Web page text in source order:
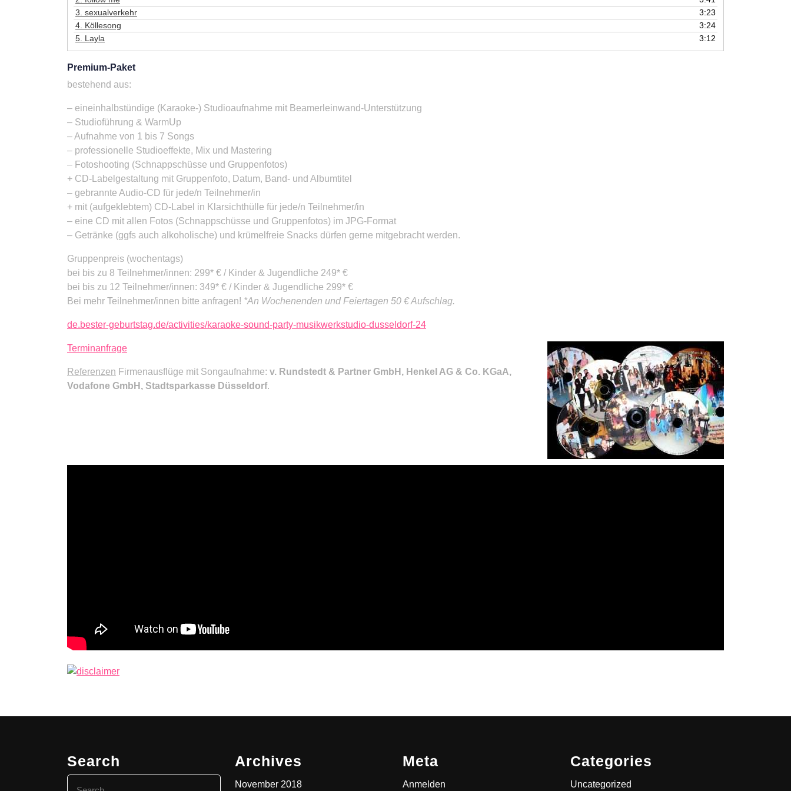
die
Lautstärke
zu
regeln.
3. sexualverkehr
3:23
4. Köllesong
3:24
5. Layla 3:12
Premium-Paket
bestehend aus:
– eineinhalbstündige (Karaoke-) Studioaufnahme mit Beamerleinwand-Unterstützung
– Studioführung & WarmUp
– Aufnahme von 1 bis 7 Songs
– professionelle Studioeffekte, Mix und Mastering
– Fotoshooting (Schnappschüsse und Gruppenfotos)
+ CD-Labelgestaltung mit Gruppenfoto, Datum, Band- und Albumtitel
– gebrannte Audio-CD für jede/n Teilnehmer/in
+ mit (aufgeklebtem) CD-Label in Klarsichthülle für jede/n Teilnehmer/in
– eine CD mit allen Fotos (Schnappschüsse und Gruppenfotos) im JPG-Format
– Getränke (ggfs auch alkoholische) und krümelfreie Snacks dürfen gerne mitgebracht werden.
Gruppenpreis (wochentags)
bei bis zu 8 Teilnehmer/innen: 299* € / Kinder & Jugendliche 249* €
bei bis zu 12 Teilnehmer/innen: 349* € / Kinder & Jugendliche 299* €
Bei mehr Teilnehmer/innen bitte anfragen! *An Wochenenden und Feiertagen 50 € Aufschlag.
de.bester-geburtstag.de/activities/karaoke-sound-party-musikwerkstudio-dusseldorf-24
Terminanfrage
Referenzen Firmenausflüge mit Songaufnahme: v. Rundstedt & Partner GmbH, Henkel AG & Co. KGaA,
Vodafone GmbH, Stadtsparkasse Düsseldorf.
Search Archives
November 2018
Meta
Anmelden
Categories
Uncategorized